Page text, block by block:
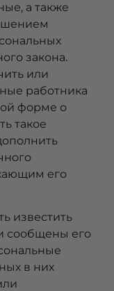
а также
закона.
или
работника
форме о
такое
его
известить
сообщены его
в них